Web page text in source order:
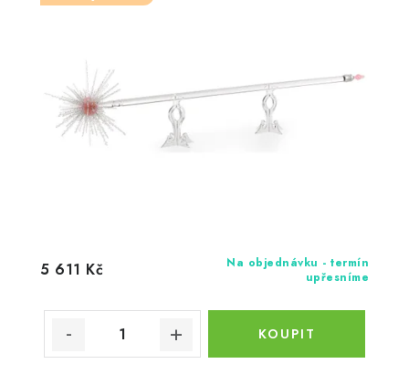
Na objednávku - termín
upřesníme
5 611 Kč